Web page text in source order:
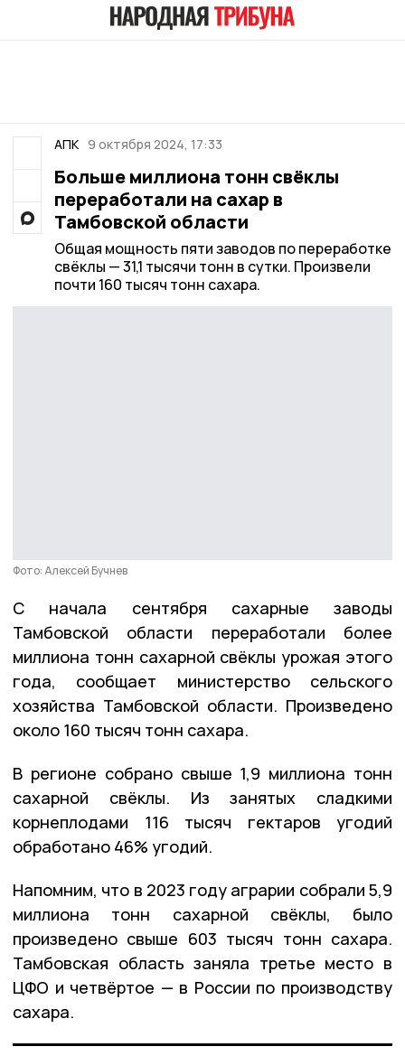
АПК 9 октября 2024, 17:33
Больше миллиона тонн свёклы
переработали на сахар в
Тамбовской области
Общая мощность пяти заводов по переработке
свёклы — 31,1 тысячи тонн в сутки. Произвели
почти 160 тысяч тонн сахара.
Фото: Алексей Бучнев
С начала сентября сахарные заводы
Тамбовской области переработали более
миллиона тонн сахарной свёклы урожая этого
года, сообщает министерство сельского
хозяйства Тамбовской области. Произведено
около 160 тысяч тонн сахара.
В регионе собрано свыше 1,9 миллиона тонн
сахарной свёклы. Из занятых сладкими
корнеплодами 116 тысяч гектаров угодий
обработано 46% угодий.
Напомним, что в 2023 году аграрии собрали 5,9
миллиона тонн сахарной свёклы, было
произведено свыше 603 тысяч тонн сахара.
Тамбовская область заняла третье место в
ЦФО и четвёртое — в России по производству
сахара.